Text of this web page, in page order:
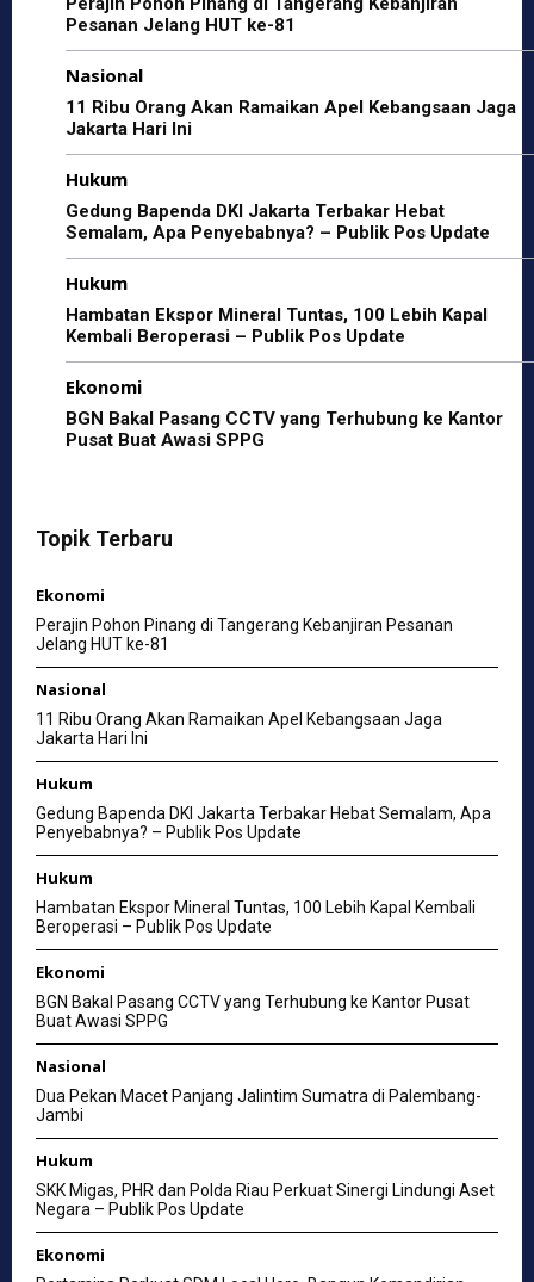
o
o
k
p
p
m
Pesanan Jelang HUT ke-81
Nasional
11 Ribu Orang Akan Ramaikan Apel Kebangsaan Jaga
Jakarta Hari Ini
Hukum
Gedung Bapenda DKI Jakarta Terbakar Hebat
Semalam, Apa Penyebabnya? – Publik Pos Update
Hukum
Hambatan Ekspor Mineral Tuntas, 100 Lebih Kapal
Kembali Beroperasi – Publik Pos Update
Ekonomi
BGN Bakal Pasang CCTV yang Terhubung ke Kantor
Pusat Buat Awasi SPPG
Topik Terbaru
Ekonomi
Perajin Pohon Pinang di Tangerang Kebanjiran Pesanan
Jelang HUT ke-81
Nasional
11 Ribu Orang Akan Ramaikan Apel Kebangsaan Jaga
Jakarta Hari Ini
Hukum
Gedung Bapenda DKI Jakarta Terbakar Hebat Semalam, Apa
Penyebabnya? – Publik Pos Update
Hukum
Hambatan Ekspor Mineral Tuntas, 100 Lebih Kapal Kembali
Beroperasi – Publik Pos Update
Ekonomi
BGN Bakal Pasang CCTV yang Terhubung ke Kantor Pusat
Buat Awasi SPPG
Nasional
Dua Pekan Macet Panjang Jalintim Sumatra di Palembang-
Jambi
Hukum
SKK Migas, PHR dan Polda Riau Perkuat Sinergi Lindungi Aset
Negara – Publik Pos Update
Ekonomi